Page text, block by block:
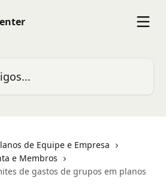
de Equipe e Empresa
e Membros
de gastos de grupos em planos